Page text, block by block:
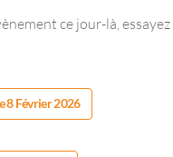
ce jour-là,
8 Février 2026